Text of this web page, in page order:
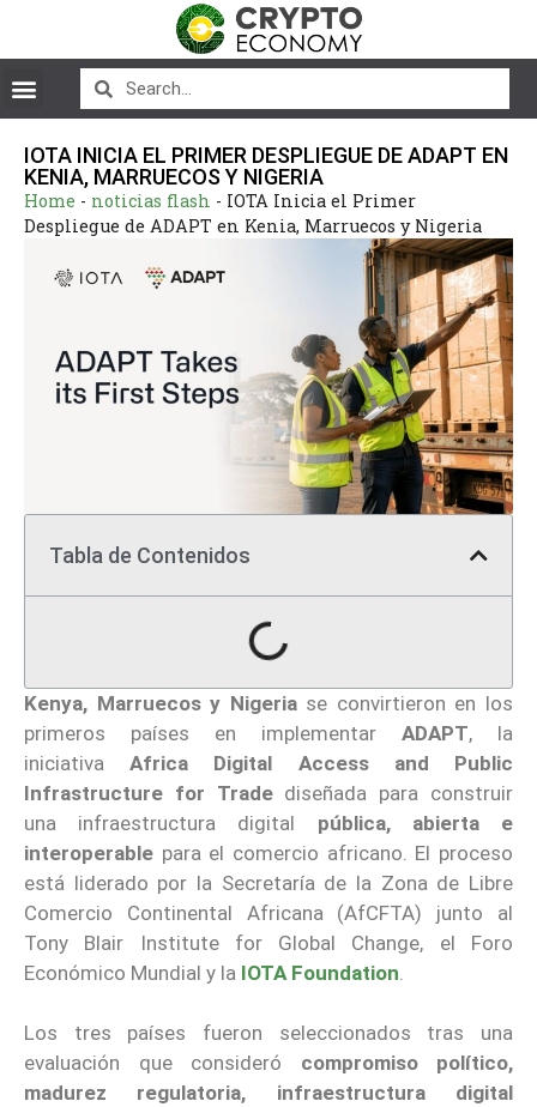
IOTA INICIA EL PRIMER DESPLIEGUE DE ADAPT EN
KENIA, MARRUECOS Y NIGERIA
Home - noticias flash - IOTA Inicia el Primer
Despliegue de ADAPT en Kenia, Marruecos y Nigeria
Tabla de Contenidos
Kenya, Marruecos y Nigeriase convirtieron en los
primeros países en implementar ADAPT, la
iniciativaAfrica Digital Access and Public
Infrastructure for Tradediseñada para construir
una infraestructura digital pública, abierta e
interoperable para el comercio africano. El proceso
está liderado por la Secretaría de la Zona de Libre
Comercio Continental Africana (AfCFTA) junto al
Tony Blair Institute for Global Change, el Foro
Económico Mundial y la IOTA Foundation
Los tres países fueron seleccionados tras una
evaluación que consideró compromiso político,
madurez regulatoria, infraestructura digital